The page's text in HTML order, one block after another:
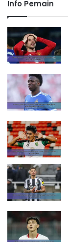
Info Pemain